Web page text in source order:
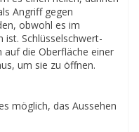
Angriff gegen
obwohl es im
ist. Schlüsselschwert-
auf die Oberfläche einer
um sie zu öffnen.
möglich, das Aussehen